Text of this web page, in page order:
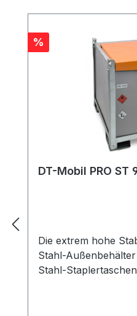
Rabatt
%
DT-Mobil PRO
Die extrem hohe
Stahl-
Stahl-